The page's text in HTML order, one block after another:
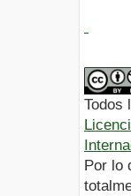
Todos
Por lo